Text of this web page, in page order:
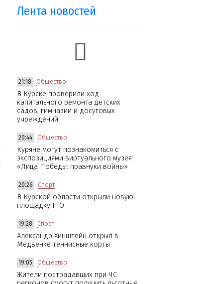
Лента новостей
21:18 Общество
В Курске проверили ход
капитального ремонта детских
садов, гимназии и досуговых
учреждений
20:44 Общество
Куряне могут познакомиться с
экспозициями виртуального музея
«Лица Победы: правнуки войны»
20:26 Спорт
В Курской области открыли новую
площадку ГТО
19:28 Спорт
Александр Хинштейн открыл в
Медвенке теннисные корты
19:05 Общество
Жители пострадавших при ЧС